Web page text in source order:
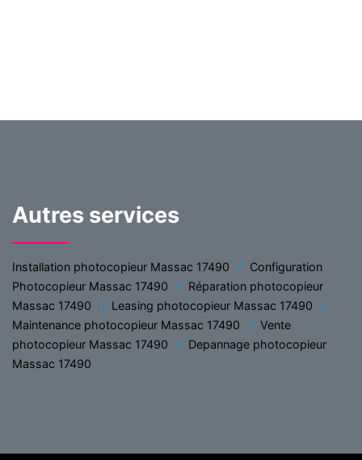
Autres services
Installation photocopieur Massac 17490
Configuration
Photocopieur Massac 17490
Réparation photocopieur
Massac 17490
Leasing photocopieur Massac 17490
Maintenance photocopieur Massac 17490
Vente
photocopieur Massac 17490
Depannage photocopieur
Massac 17490